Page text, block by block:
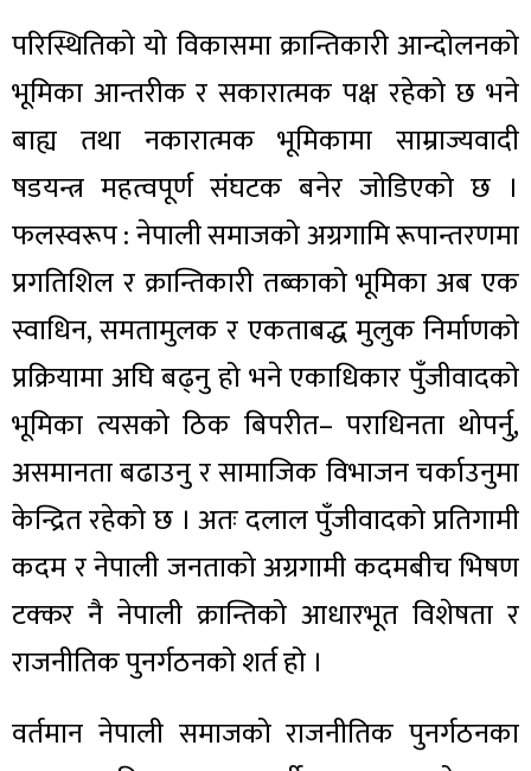
परिस्थितिको यो विकासमा क्रान्तिकारी आन्दोलनको
भूमिका आन्तरीक र सकारात्मक पक्ष रहेको छ भने
बाह्य तथा नकारात्मक भूमिकामा साम्राज्यवादी
षडयन्त्र महत्वपूर्ण संघटक बनेर जोडिएको छ ।
फलस्वरूप : नेपाली समाजको अग्रगामि रूपान्तरणमा
प्रगतिशिल र क्रान्तिकारी तब्काको भूमिका अब एक
स्वाधिन, समतामुलक र एकताबद्ध मुलुक निर्माणको
प्रक्रियामा अघि बढ्नु हो भने एकाधिकार पुँजीवादको
भूमिका त्यसको ठिक बिपरीत– पराधिनता थोपर्नु,
असमानता बढाउनु र सामाजिक विभाजन चर्काउनुमा
केन्द्रित रहेको छ । अतः दलाल पुँजीवादको प्रतिगामी
कदम र नेपाली जनताको अग्रगामी कदमबीच भिषण
टक्कर नै नेपाली क्रान्तिको आधारभूत विशेषता र
राजनीतिक पुनर्गठनको शर्त हो ।
वर्तमान नेपाली समाजको राजनीतिक पुनर्गठनका